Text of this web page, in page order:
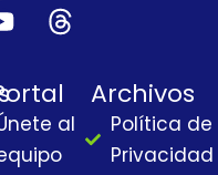
T
h
r
e
a
d
al
Archivos
Política de
Privacidad